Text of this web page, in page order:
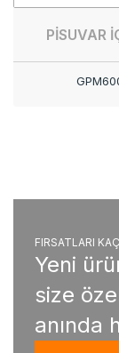
PİSUVAR
FIRSATLARI
Yeni
size
anında